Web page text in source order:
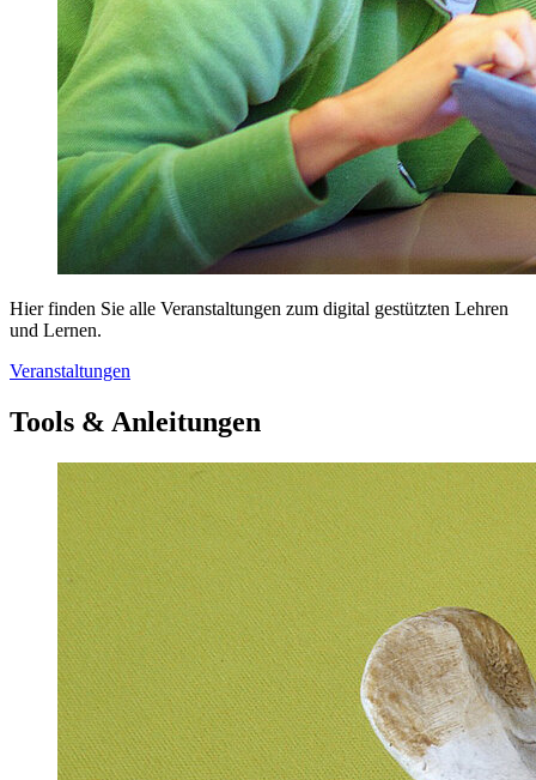
Hier finden Sie alle Veranstaltungen zum digital gestützten Lehren
und Lernen.
Veranstaltungen
Tools & Anleitungen